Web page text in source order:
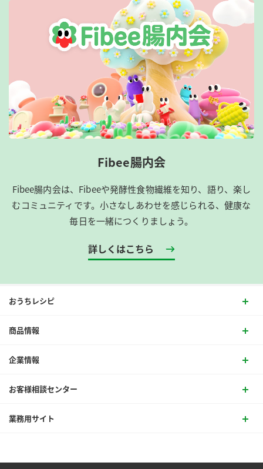
Fibee腸内会
Fibee腸内会は、​Fibeeや発酵性食物繊維を知り、語り、楽し
むコミュニティです。​小さなしあわせを感じられる、健康な
毎日を一緒につくりましょう。
詳しくはこちら
おうちレシピ
商品情報
企業情報
お客様相談センター
業務用サイト